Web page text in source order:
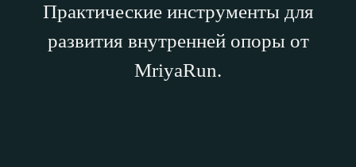
Практические инструменты для
развития внутренней опоры от
MriyaRun.